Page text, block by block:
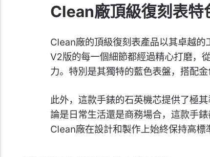
Clean廠頂級復刻表特
Clean廠的頂級復刻表產品以其卓越
V2版的每一個細節都經過精心打磨，
力。特別是其獨特的藍色表盤，搭配
此外，這款手錶的石英機芯提供了極
論是日常生活還是商務場合，這款手
Clean廠在設計和製作上始終保持高標